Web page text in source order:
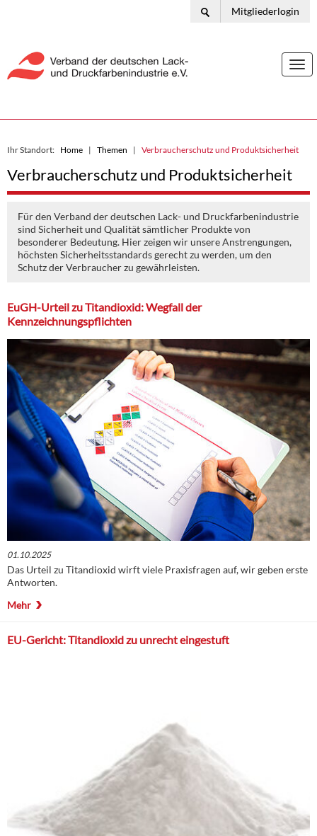
Mitgliederlogin
Ihr Standort: Home Themen Verbraucherschutz und Produktsicherheit
Verbraucherschutz und Produktsicherheit
Für den Verband der deutschen Lack- und Druckfarbenindustrie
sind Sicherheit und Qualität sämtlicher Produkte von
besonderer Bedeutung. Hier zeigen wir unsere Anstrengungen,
höchsten Sicherheitsstandards gerecht zu werden, um den
Schutz der Verbraucher zu gewährleisten.
EuGH-Urteil zu Titandioxid: Wegfall der
Kennzeichnungspflichten
01.10.2025
Das Urteil zu Titandioxid wirft viele Praxisfragen auf, wir geben erste
Antworten.
Mehr
EU-Gericht: Titandioxid zu unrecht eingestuft